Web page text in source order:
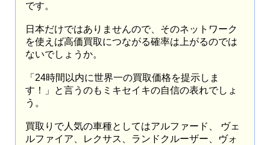
です。
日本だけではありませんので、そのネットワーク
を使えば高価買取につながる確率は上がるのでは
ないでしょうか。
「24時間以内に世界一の買取価格を提示しま
す！」と言うのもミキセイキの自信の表れでしょ
う。
買取りで人気の車種としてはアルファード、 ヴェ
ルファイア、レクサス、ランドクルーザー、ヴォ